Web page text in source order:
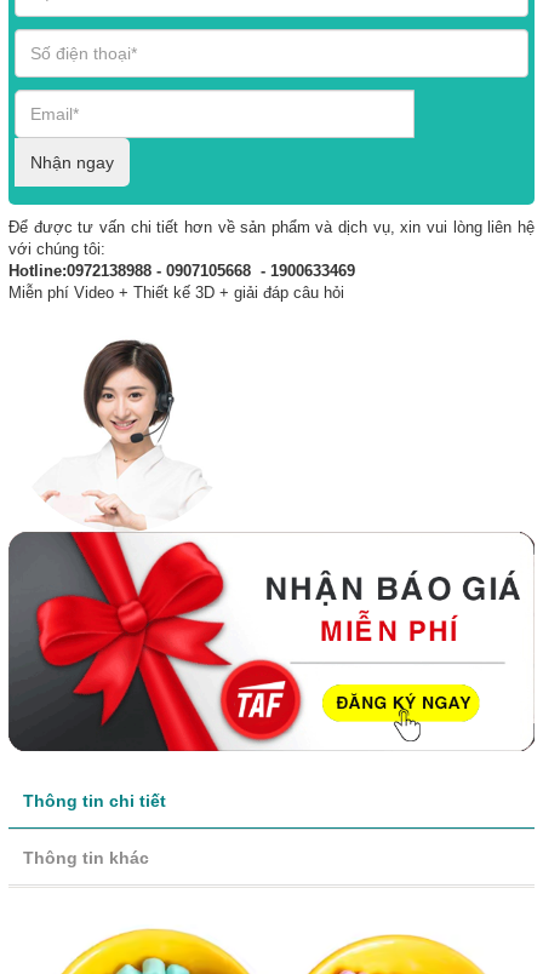
Nhận ngay
Để được tư vấn chi tiết hơn về sản phẩm và dịch vụ, xin vui lòng liên hệ
với chúng tôi:
Hotline:0972138988 - 0907105668 - 1900633469
Miễn phí Video + Thiết kế 3D + giải đáp câu hỏi
Thông tin chi tiết
Thông tin khác